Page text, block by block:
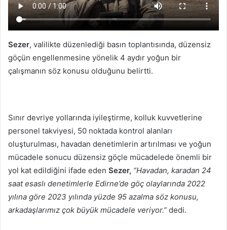
Sezer, valilikte düzenlediği basın toplantısında, düzensiz
göçün engellenmesine yönelik 4 aydır yoğun bir
çalışmanın söz konusu olduğunu belirtti.
Sınır devriye yollarında iyileştirme, kolluk kuvvetlerine
personel takviyesi, 50 noktada kontrol alanları
oluşturulması, havadan denetimlerin artırılması ve yoğun
mücadele sonucu düzensiz göçle mücadelede önemli bir
yol kat edildiğini ifade eden Sezer, “Havadan, karadan 24
saat esaslı denetimlerle Edirne’de göç olaylarında 2022
yılına göre 2023 yılında yüzde 95 azalma söz konusu,
arkadaşlarımız çok büyük mücadele veriyor.” dedi.